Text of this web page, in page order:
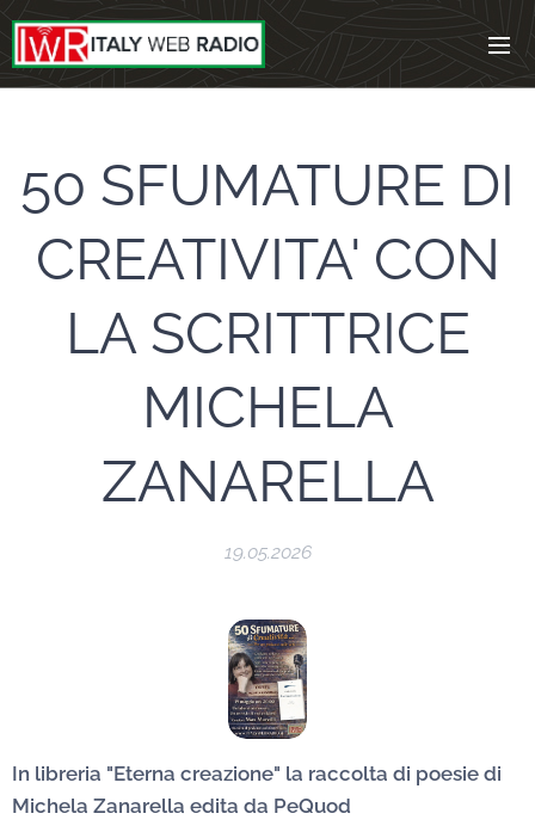
50 SFUMATURE DI
CREATIVITA' CON
LA SCRITTRICE
MICHELA
ZANARELLA
19.05.2026
In libreria "Eterna creazione" la raccolta di poesie di
Michela Zanarella edita da PeQuod